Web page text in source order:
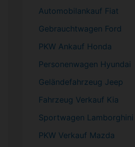
Automobilankauf Fiat
Gebrauchtwagen Ford
PKW Ankauf Honda
Personenwagen Hyundai
Geländefahrzeug Jeep
Fahrzeug Verkauf Kia
Sportwagen Lamborghini
PKW Verkauf Mazda